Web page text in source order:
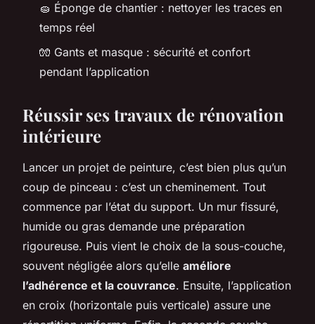
🧽 Éponge de chantier : nettoyer les traces en
temps réel
🧤 Gants et masque : sécurité et confort
pendant l’application
Réussir ses travaux de rénovation
intérieure
Lancer un projet de peinture, c’est bien plus qu’un
coup de pinceau : c’est un cheminement. Tout
commence par l’état du support. Un mur fissuré,
humide ou gras demande une préparation
rigoureuse. Puis vient le choix de la sous-couche,
souvent négligée alors qu’elle améliore
l’adhérence et la couvrance. Ensuite, l’application
en croix (horizontale puis verticale) assure une